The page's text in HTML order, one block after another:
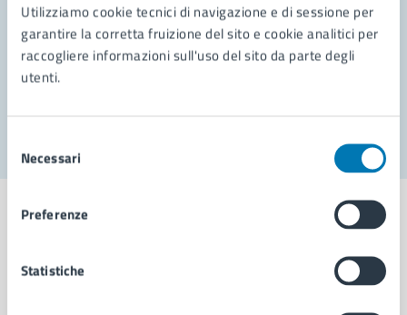
Utilizziamo cookie tecnici di navigazione e di sessione per
garantire la corretta fruizione del sito e cookie analitici per
raccogliere informazioni sull'uso del sito da parte degli
utenti.
delNecessari
Preferenze
Statistiche
Prenota appuntamento
Problemi in città
Comune di Napoli